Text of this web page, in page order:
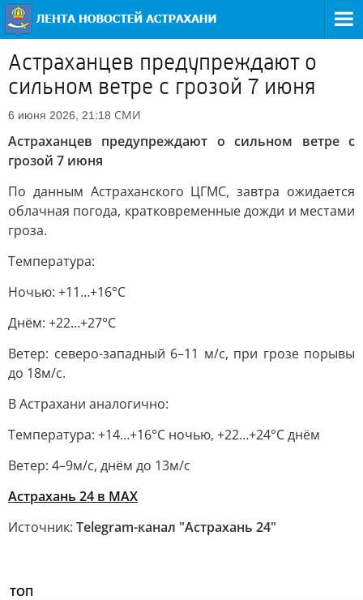
Астраханцев предупреждают о
сильном ветре с грозой 7 июня
6 июня 2026, 21:18 СМИ
Астраханцев предупреждают о сильном ветре с
грозой 7 июня
По данным Астраханского ЦГМС, завтра ожидается
облачная погода, кратковременные дожди и местами
гроза.
Температура:
Ночью: +11…+16°C
Днём: +22…+27°C
Ветер: северо-западный 6–11 м/с, при грозе порывы
до 18м/с.
В Астрахани аналогично:
Температура: +14…+16°C ночью, +22…+24°C днём
Ветер: 4–9м/с, днём до 13м/с
Астрахань 24 в МАХ
Источник: Telegram-канал "Астрахань 24"
ТОП